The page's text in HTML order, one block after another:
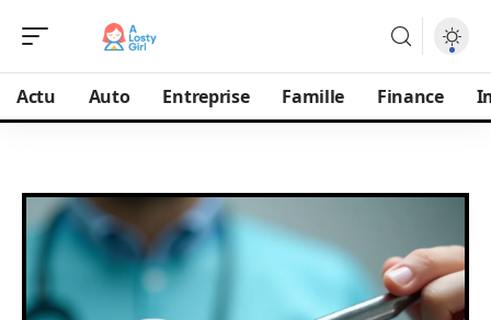
Actu Auto Entreprise Famille Finance